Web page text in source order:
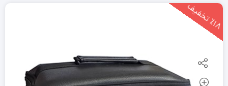
٪1
8
ت
خ
ف
یف